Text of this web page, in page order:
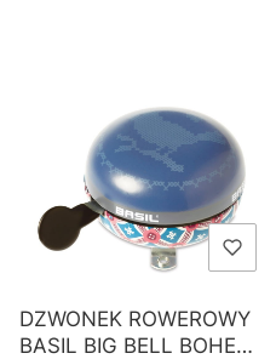
Lista produktów
DZWONEK ROWEROWY
BASIL BIG BELL BOHEME